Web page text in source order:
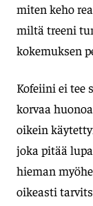
miten keho
miltä treeni
kokemuksen
Kofeiini ei tee
korvaa
oikein
joka pitää
hieman
oikeasti